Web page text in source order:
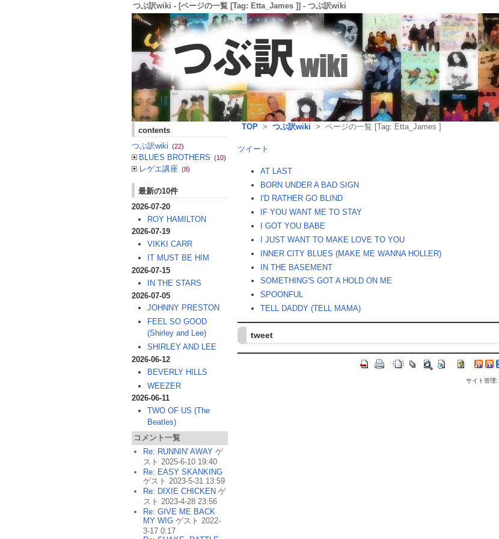
つぶ訳wiki - [ページの一覧 [Tag: Etta_James ]] - つぶ訳wiki
TOP > つぶ訳wiki > ページの一覧 [Tag: Etta_James ]
ツイート
AT LAST
BORN UNDER A BAD SIGN
I'D RATHER GO BLIND
IF YOU WANT ME TO STAY
I GOT YOU BABE
I JUST WANT TO MAKE LOVE TO YOU
INNER CITY BLUES (MAKE ME WANNA HOLLER)
IN THE BASEMENT
SOMETHING'S GOT A HOLD ON ME
SPOONFUL
TELL DADDY (TELL MAMA)
tweet
サイト管理:
contents
つぶ訳wiki (22)
BLUES BROTHERS (10)
レゲエ講座 (8)
最新の10件
2026-07-20
ROY HAMILTON
2026-07-19
VIKKI CARR
IT MUST BE HIM
2026-07-15
IN THE STARS
2026-07-05
JOHNNY PRESTON
FEEL SO GOOD
(Shirley and Lee)
SHIRLEY AND LEE
2026-06-12
BEVERLY HILLS
WEEZER
2026-06-11
TWO OF US (The
Beatles)
コメント一覧
Re: RUNNIN' AWAY ゲ
スト 2025-6-10 19:40
Re: EASY SKANKING
ゲスト 2023-5-31 13:59
Re: DIXIE CHICKEN ゲ
スト 2023-4-28 23:56
Re: GIVE ME BACK
MY WIG ゲスト 2022-
3-17 0:17